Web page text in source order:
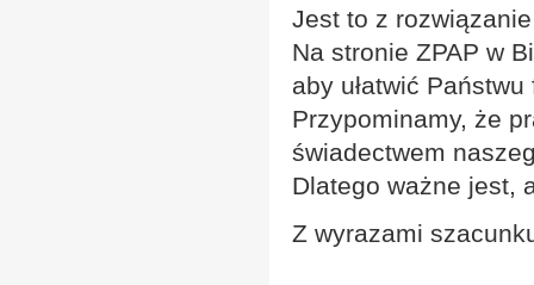
Jest to z
Na stronie ZPAP w
aby ułatwić
Przypominamy, że
świadectwem
Dlatego ważne jest,
Z wyrazami